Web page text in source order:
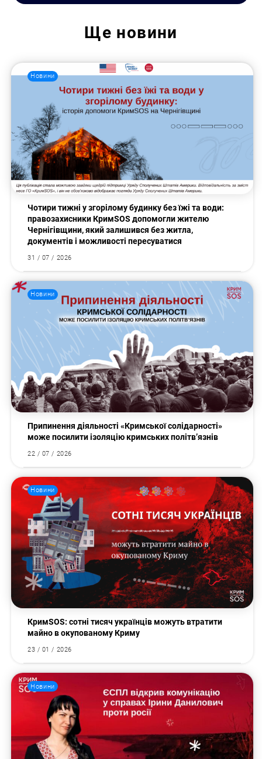
Пошук за запитом:
Ще новини
Новини
Чотири тижні у згорілому будинку без їжі та води:
правозахисники КримSOS допомогли жителю
Чернігівщини, який залишився без житла,
документів і можливості пересуватися
31 / 07 / 2026
Новини
Припинення діяльності «Кримської солідарності»
може посилити ізоляцію кримських політв’язнів
22 / 07 / 2026
Новини
КримSOS: сотні тисяч українців можуть втратити
майно в окупованому Криму
23 / 01 / 2026
Новини